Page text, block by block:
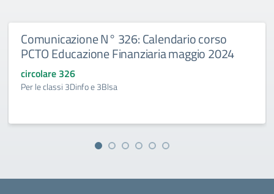
Comunicazione N° 326: Calendario corso
PCTO Educazione Finanziaria maggio 2024
circolare 326
Per le classi 3Dinfo e 3Blsa